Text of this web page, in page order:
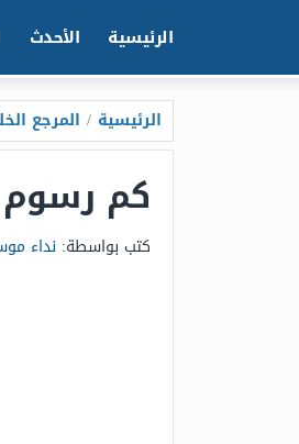
الرئيسية الأحدث
الرئيسية / المرجع
كم رسوم
كتب بواسطة: نداء